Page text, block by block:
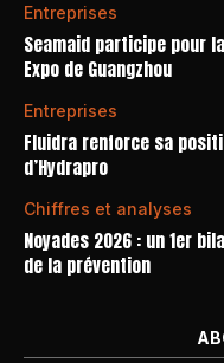
Entreprises
Seamaid participe pour
Expo de Guangzhou
Entreprises
Fluidra renforce sa
d’Hydrapro
Chiffres et analyses
Noyades 2026 : un 1er
de la prévention